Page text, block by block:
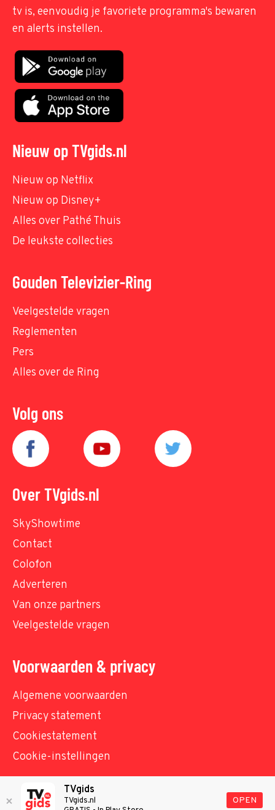
tv is, eenvoudig je favoriete programma's bewaren
en alerts instellen.
Nieuw op TVgids.nl
Nieuw op Netflix
Nieuw op Disney+
Alles over Pathé Thuis
De leukste collecties
Gouden Televizier-Ring
Veelgestelde vragen
Reglementen
Pers
Alles over de Ring
Volg ons
Over TVgids.nl
SkyShowtime
Contact
Colofon
Adverteren
Van onze partners
Veelgestelde vragen
Voorwaarden & privacy
Algemene voorwaarden
Privacy statement
Cookiestatement
Cookie-instellingen
© TVgids.nl 2026 - All rights reserved. No text and
TVgids
TVgids.nl
OPEN